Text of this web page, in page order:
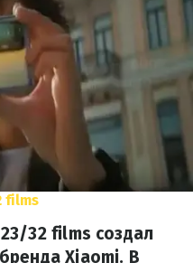
films
32 films создал
Xiaomi. В